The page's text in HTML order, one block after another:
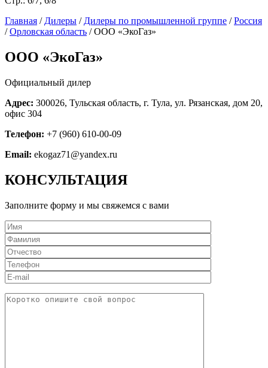
Главная / Дилеры / Дилеры по промышленной группе /Россия
/Орловская область /ООО «ЭкоГаз»
ООО «ЭкоГаз»
Официальный дилер
Адрес: 300026, Тульская область, г. Тула, ул. Рязанская, дом 20,
офис 304
Телефон: +7 (960) 610-00-09
Email: ekogaz71@yandex.ru
КОНСУЛЬТАЦИЯ
Заполните форму и мы свяжемся с вами